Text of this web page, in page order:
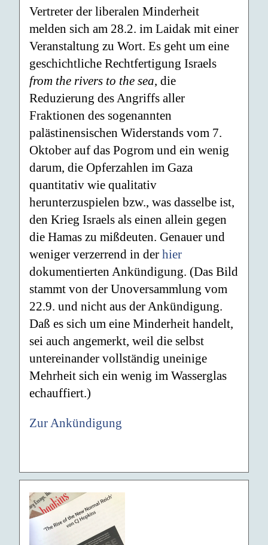
Vertreter der liberalen Minderheit
melden sich am 28.2. im Laidak mit einer
Veranstaltung zu Wort. Es geht um eine
geschichtliche Rechtfertigung Israels
from the rivers to the sea, die
Reduzierung des Angriffs aller
Fraktionen des sogenannten
palästinensischen Widerstands vom 7.
Oktober auf das Pogrom und ein wenig
darum, die Opferzahlen im Gaza
quantitativ wie qualitativ
herunterzuspielen bzw., was dasselbe ist,
den Krieg Israels als einen allein gegen
die Hamas zu mißdeuten. Genauer und
weniger verzerrend in der hier
dokumentierten Ankündigung. (Das Bild
stammt von der Unoversammlung vom
22.9. und nicht aus der Ankündigung.
Daß es sich um eine Minderheit handelt,
sei auch angemerkt, weil die selbst
untereinander vollständig uneinige
Mehrheit sich ein wenig im Wasserglas
echauffiert.)
Zur Ankündigung